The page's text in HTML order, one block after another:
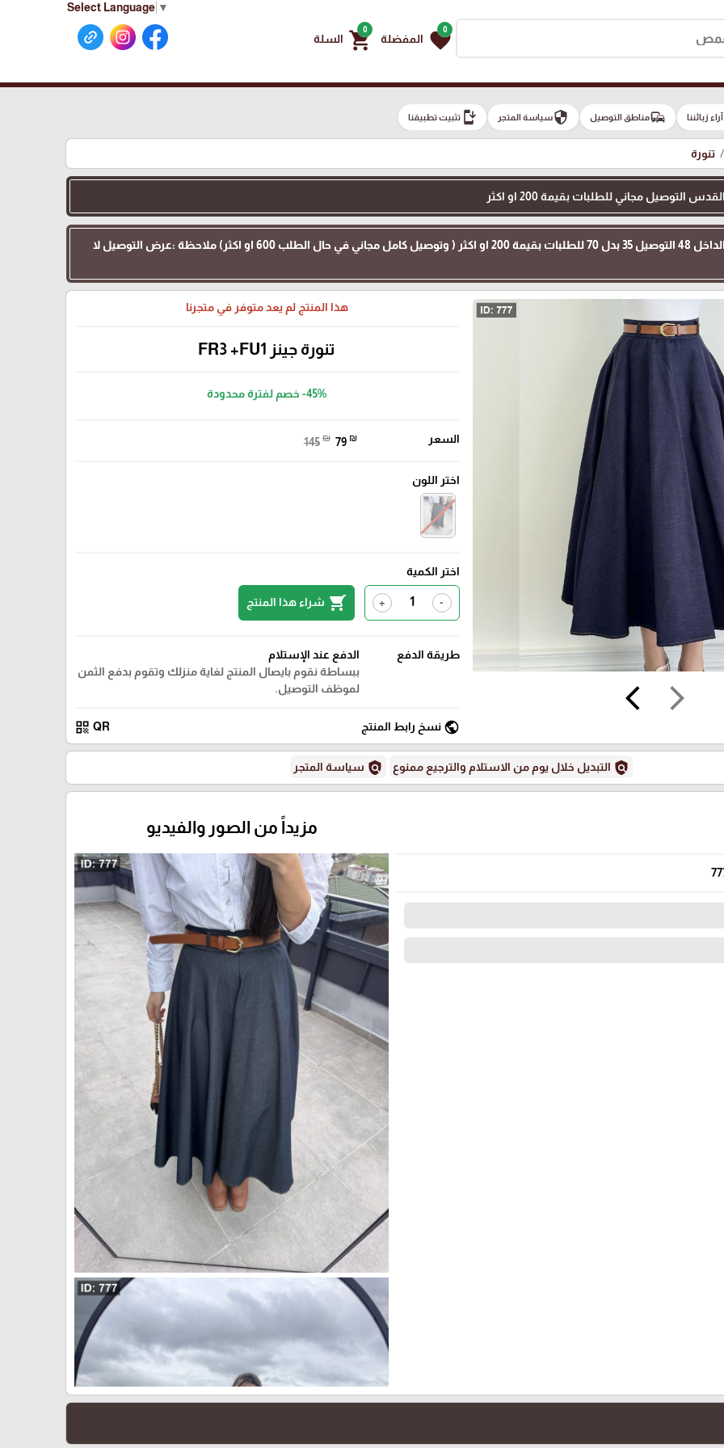
Select Language ▼
0
favorite المفضلة
0
shopping_cart السلة
آراء زبائننا commuteمناطق التوصيل securityسياسة المتجر install_mobileتثبيت تطبيقنا
تنورة
مجاني للطلبات بقيمة 200 او اكثر
عرض التوصيل :اهلنا في الداخل 48 التوصيل 35 بدل 70 للطلبات بقيمة 200 او اكثر ( وتوصيل كامل مجاني في حال الطلب 600 او اكثر) ملاحظة :عرض التوصيل لا
arrow_forward_ios
arrow_back_ios
هذا المنتج لم يعد متوفر في متجرنا
تنورة جينز FR3 +FU1
-45%خصم لفترة محدودة
السعر 145 ₪ 79 ₪
اختر اللون
اختر الكمية
-
+
shopping_cart شراء هذا المنتج
طريقة الدفع
الدفع عند الإستلام
ببساطة نقوم بايصال المنتج لغاية منزلك وتقوم بدفع الثمن
لموظف التوصيل.
public نسخ رابط المنتج QR
qr_code
policy التبديل خلال يوم من الاستلام والترجيع ممنوع policy سياسة المتجر
مزيداً من الصور والفيديو